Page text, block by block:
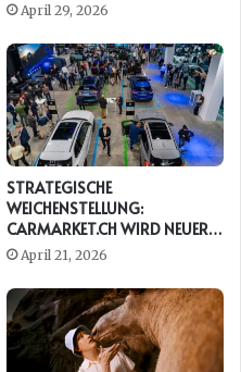
April 29, 2026
STRATEGISCHE
WEICHENSTELLUNG:
CARMARKET.CH WIRD NEUER
PRESENTING PARTNER DER
AUTO ZÜRICH
April 21, 2026